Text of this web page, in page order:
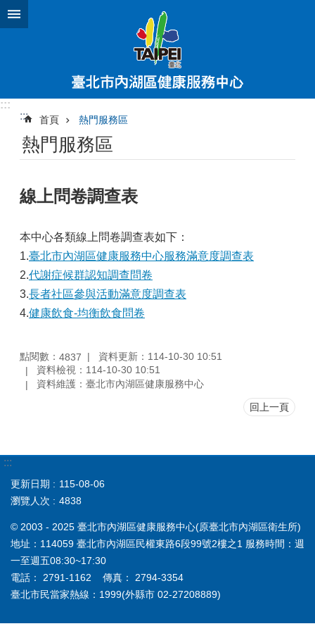
跳到主要內容區塊
:::
:::
首頁 熱門服務區
熱門服務區
線上問卷調查表
本中心各類線上問卷調查表如下：
1.臺北市內湖區健康服務中心服務滿意度調查表
2.代謝症候群認知調查問卷
3.長者社區參與活動滿意度調查表
4.健康飲食-均衡飲食問卷
點閱數： 4837
資料更新：114-10-30 10:51
資料檢視：114-10-30 10:51
資料維護：臺北市內湖區健康服務中心
回上一頁
:::
更新日期
115-08-06
瀏覽人次
4838
© 2003 - 2025 臺北市內湖區健康服務中心(原臺北市內湖區衛生所)
地址：114059 臺北市內湖區民權東路6段99號2樓之1 服務時間：週
一至週五08:30~17:30
電話： 2791-1162 傳真： 2794-3354
臺北市民當家熱線：1999(外縣市 02-27208889)